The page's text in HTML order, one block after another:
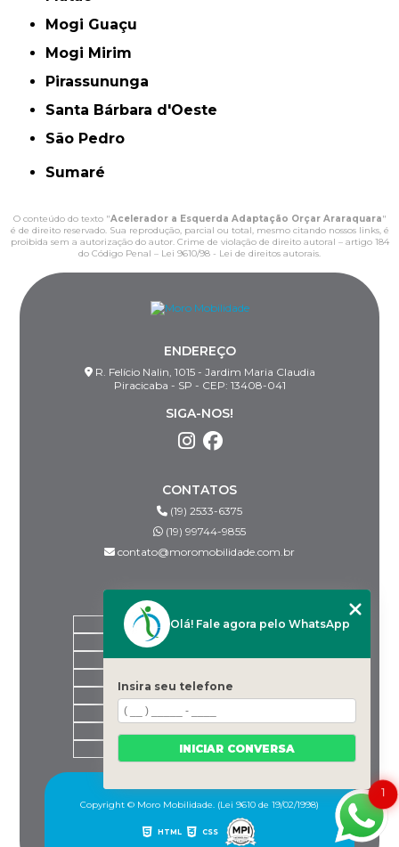
Mogi Guaçu
Mogi Mirim
Pirassununga
Santa Bárbara d'Oeste
São Pedro
Sumaré
O conteúdo do texto "Acelerador a Esquerda Adaptação Orçar Araraquara"
é de direito reservado. Sua reprodução, parcial ou total, mesmo citando nossos links, é
proibida sem a autorização do autor. Crime de violação de direito autoral – artigo 184
do Código Penal – Lei 9610/98 - Lei de direitos autorais
ENDEREÇO
R. Felício Nalin, 1015 - Jardim Maria Claudia
Piracicaba - SP - CEP: 13408-041
SIGA-NOS!
CONTATOS
(19) 2533-6375
(19) 99744-9855
contato@moromobilidade.com.br
HOME
PRODUTOS
CONTATO
MAPA DO SITE
Copyright © Moro Mobilidade. (Lei 9610 de 19/02/1998)
HTML CSS
1
Olá! Fale agora pelo WhatsApp
Insira seu telefone
INICIAR CONVERSA